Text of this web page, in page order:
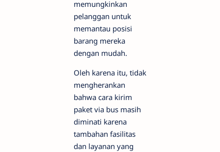
memungkinkan
pelanggan untuk
memantau posisi
barang mereka
dengan mudah.
Oleh karena itu, tidak
mengherankan
bahwa cara kirim
paket via bus masih
diminati karena
tambahan fasilitas
dan layanan yang